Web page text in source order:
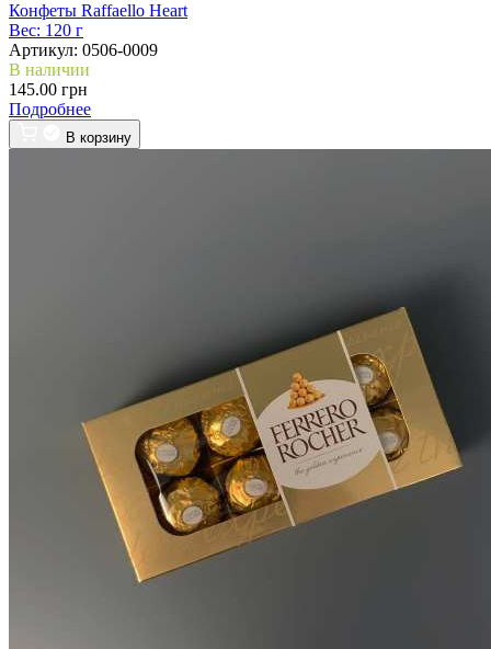
Конфеты Raffaello Heart
Вес: 120 г
Артикул: 0506-0009
В наличии
145.00 грн
Подробнее
В корзину